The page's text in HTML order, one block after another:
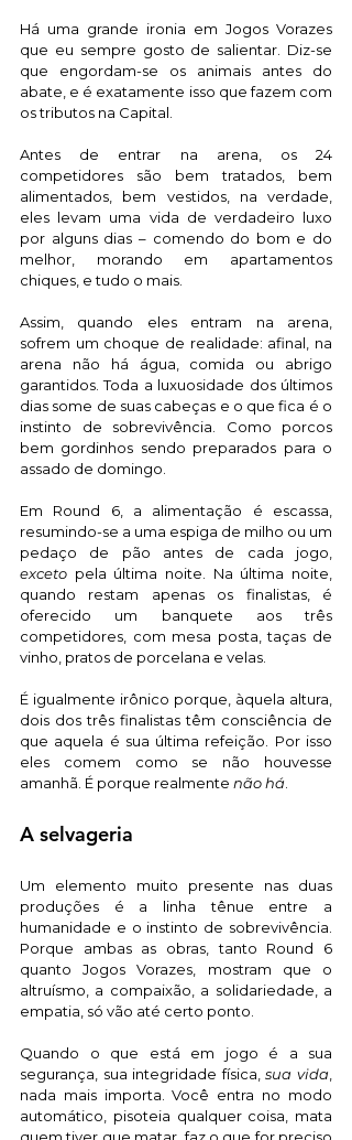
Há uma grande ironia em Jogos Vorazes
que eu sempre gosto de salientar. Diz-se
que engordam-se os animais antes do
abate, e é exatamente isso que fazem com
os tributos na Capital.
Antes de entrar na arena, os 24
competidores são bem tratados, bem
alimentados, bem vestidos, na verdade,
eles levam uma vida de verdadeiro luxo
por alguns dias – comendo do bom e do
melhor, morando em apartamentos
chiques, e tudo o mais.
Assim, quando eles entram na arena,
sofrem um choque de realidade: afinal, na
arena não há água, comida ou abrigo
garantidos. Toda a luxuosidade dos últimos
dias some de suas cabeças e o que fica é o
instinto de sobrevivência. Como porcos
bem gordinhos sendo preparados para o
assado de domingo.
Em Round 6, a alimentação é escassa,
resumindo-se a uma espiga de milho ou um
exceto pela última noite. Na última noite,
quando restam apenas os finalistas, é
oferecido um banquete aos três
competidores, com mesa posta, taças de
vinho, pratos de porcelana e velas.
É igualmente irônico porque, àquela altura,
dois dos três finalistas têm consciência de
que aquela é sua última refeição. Por isso
eles comem como se não houvesse
amanhã. É porque realmente não há.
A selvageria
Um elemento muito presente nas duas
produções é a linha tênue entre a
humanidade e o instinto de sobrevivência.
Porque ambas as obras, tanto Round 6
quanto Jogos Vorazes, mostram que o
altruísmo, a compaixão, a solidariedade, a
empatia, só vão até certo ponto.
Quando o que está em jogo é a sua
segurança, sua integridade física, sua vida,
nada mais importa. Você entra no modo
automático, pisoteia qualquer coisa, mata